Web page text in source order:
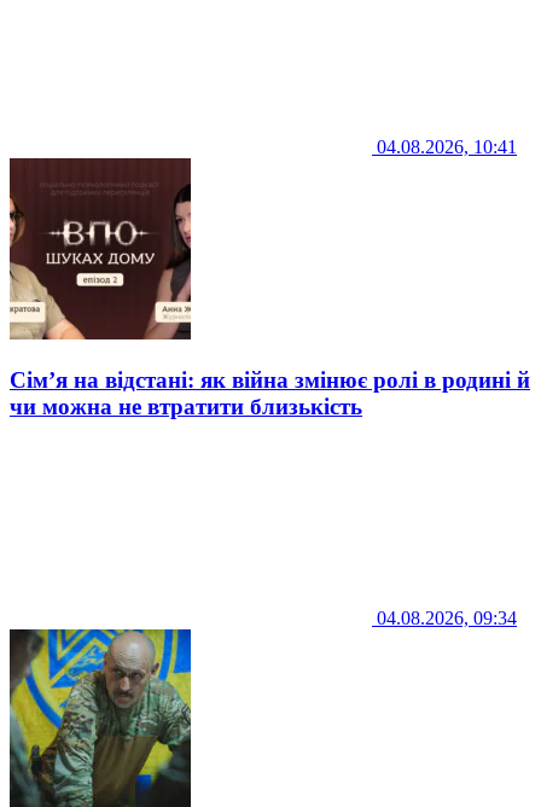
04.08.2026, 10:41
Сім’я на відстані: як війна змінює ролі в родині й
чи можна не втратити близькість
04.08.2026, 09:34